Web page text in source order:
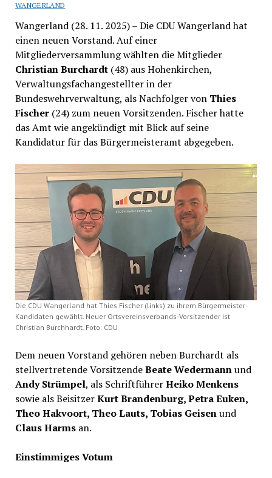
WANGERLAND
Wangerland (28. 11. 2025) – Die CDU Wangerland hat
einen neuen Vorstand. Auf einer
Mitgliederversammlung wählten die Mitglieder
Christian Burchardt (48) aus Hohenkirchen,
Verwaltungsfachangestellter in der
Bundeswehrverwaltung, als Nachfolger vonThies
Fischer(24) zum neuen Vorsitzenden. Fischer hatte
das Amt wie angekündigt mit Blick auf seine
Kandidatur für das Bürgermeisteramt abgegeben.
Die CDU Wangerland hat Thies Fischer (links) zu ihrem Bürgermeister-
Kandidaten gewählt. Neuer Ortsvereinsverbands-Vorsitzender ist
Christian Burchhardt. Foto: CDU
Dem neuen Vorstand gehören neben Burchardt als
stellvertretende VorsitzendeBeate Wedermannund
Andy Strümpel, als SchriftführerHeiko Menkens
sowie als BeisitzerKurt Brandenburg, Petra Euken,
Theo Hakvoort, Theo Lauts, Tobias Geisenund
Claus Harmsan.
Einstimmiges Votum